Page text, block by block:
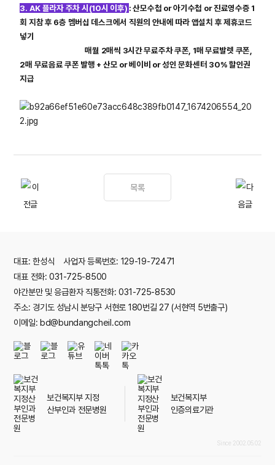
3. AK 플라자 주차 시(10시 이후) : 산모수첩 or 아기수첩 or진료영수증 1
회 지참 후 6층 멤버십 데스크에서 직원의 안내에 따라 앱설치 후 제휴코드
넣기
매월 2매씩 3시간 무료주차 쿠폰, 1매 무료발렛 쿠폰,
2매 무료음료 쿠폰 발행 + 산모 or베이비 or성인 문화센터 30% 할인권
지급
목록
대표: 한성식 사업자 등록번호: 129-19-72471
대표 전화: 031-725-8500
야간분만 및 응급환자 직통전화: 031-725-8530
주소: 경기도 성남시 분당구 서현로 180번길 27 (서현역 5번출구)
이메일: bd@bundangcheil.com
보건복지부 지정
산부인과 전문병원
보건복지부
인증의료기관
Since 2002.05.02